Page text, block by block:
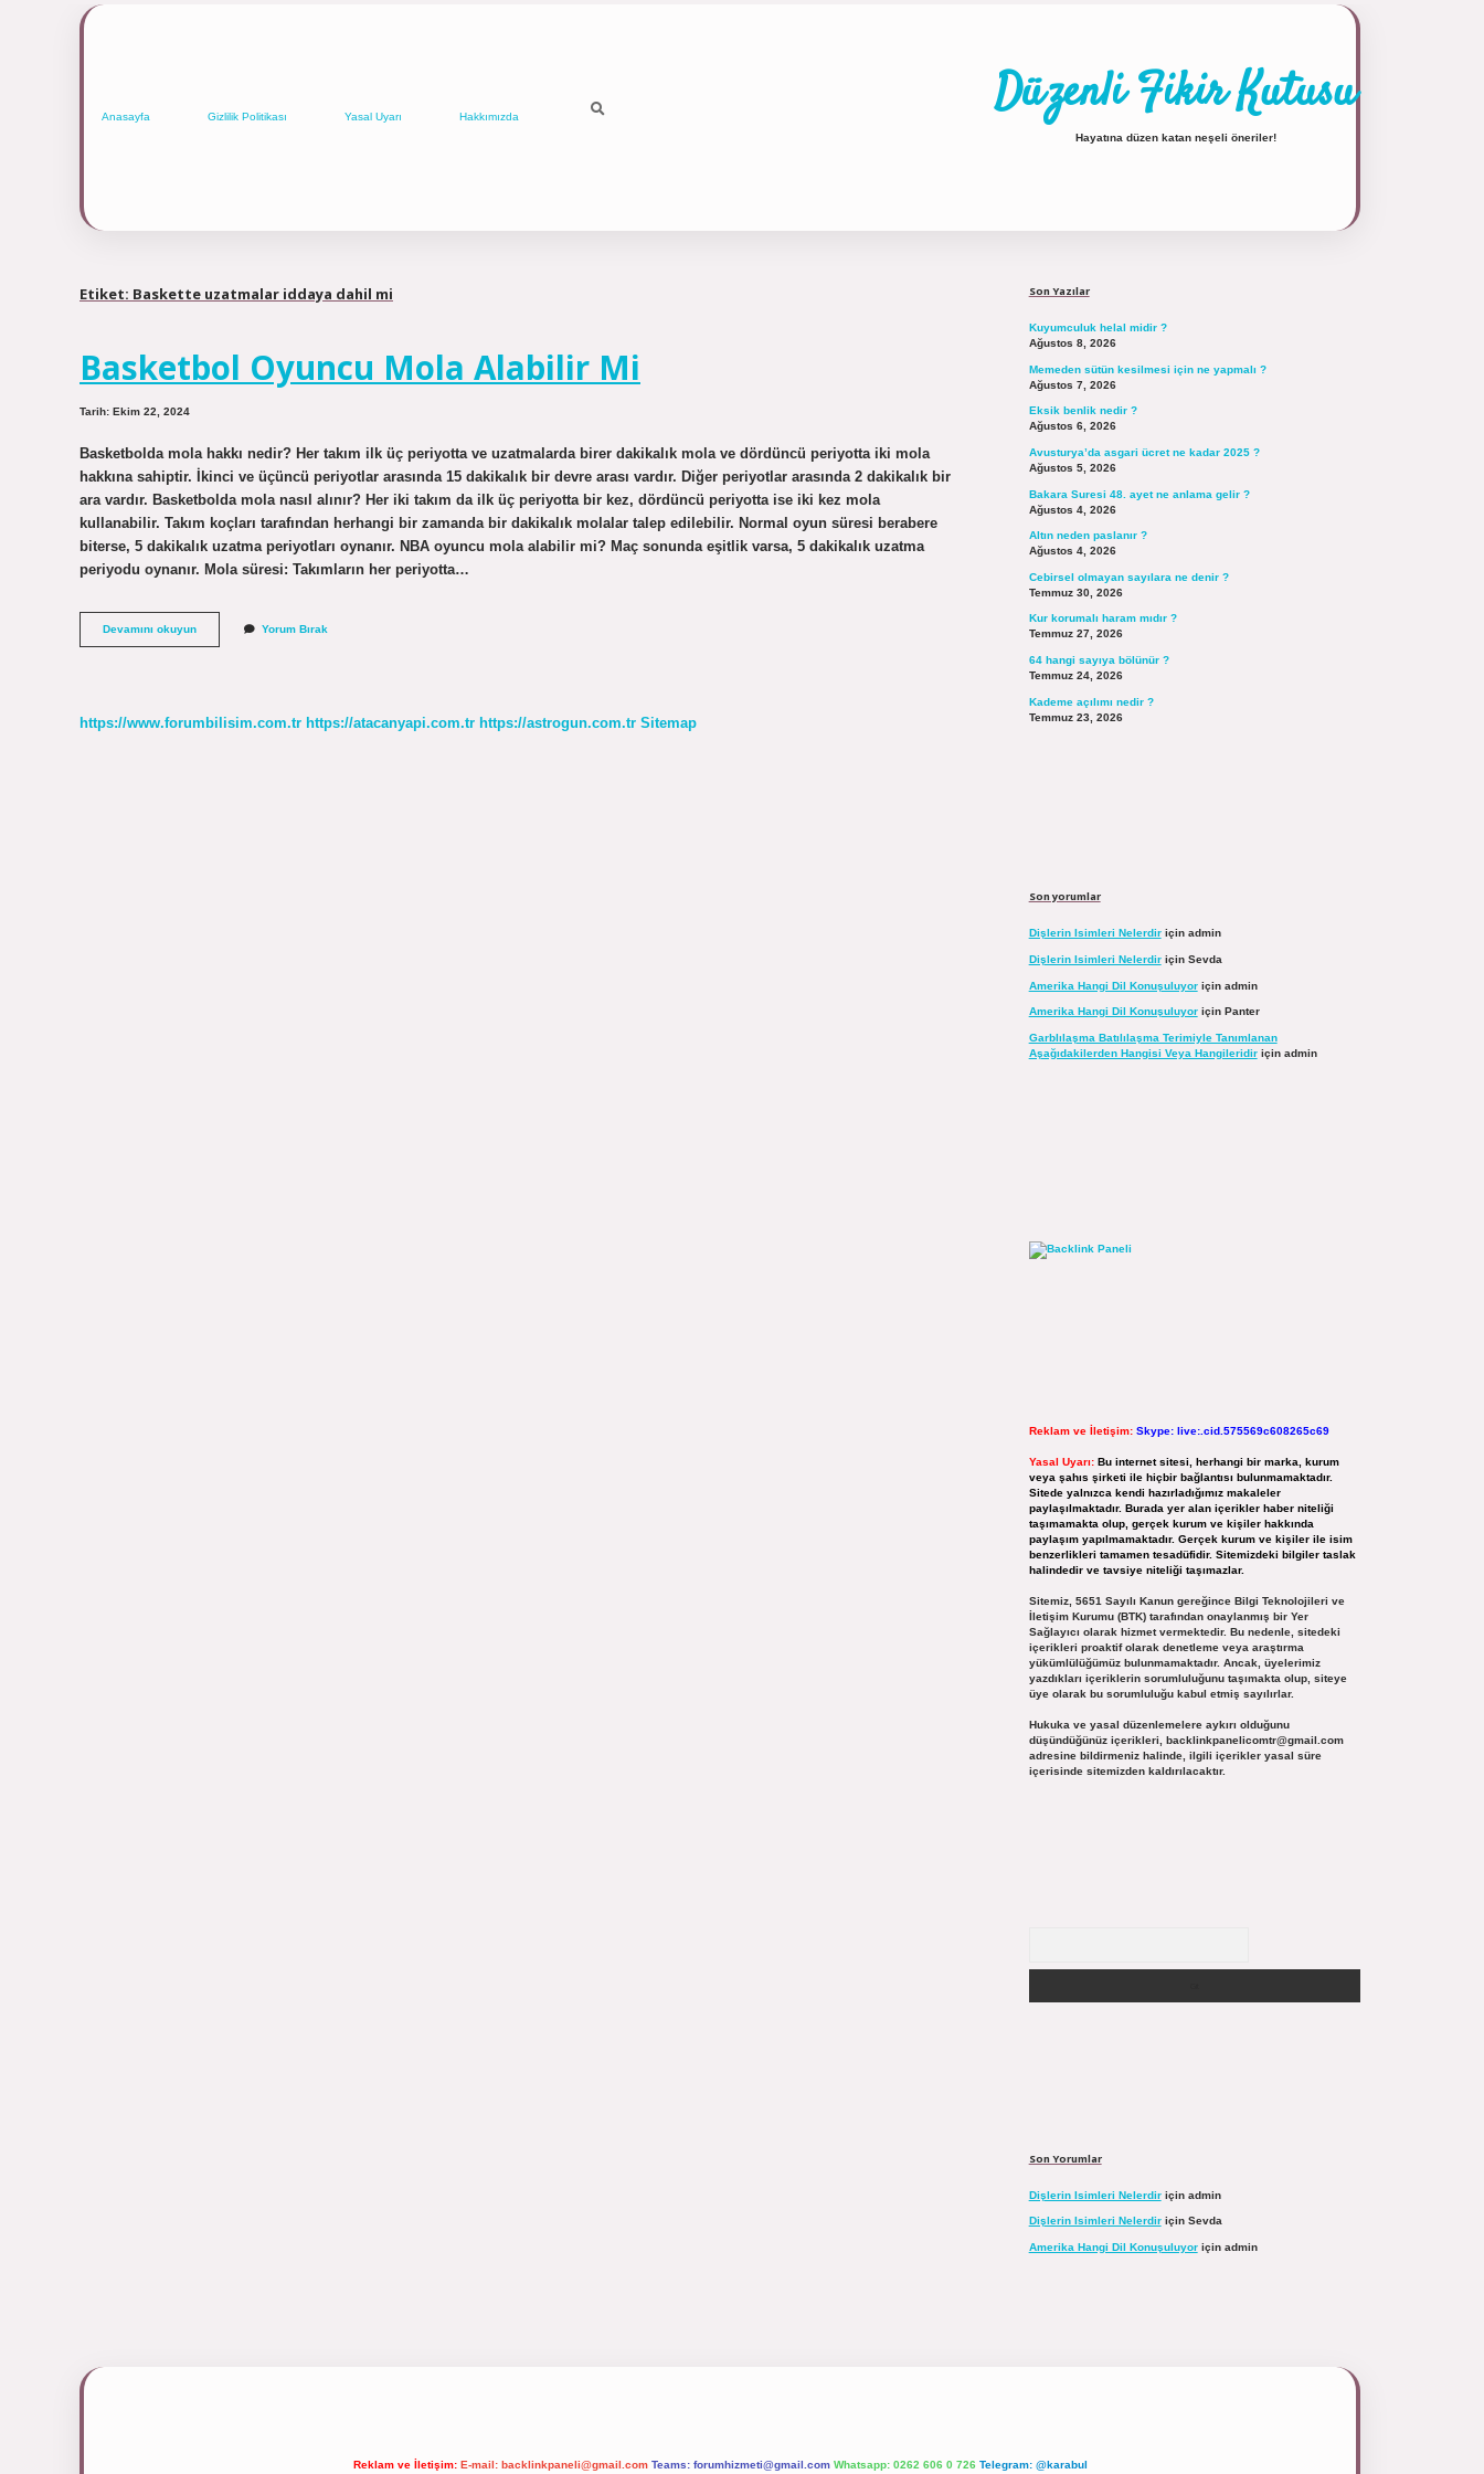
Anasayfa Gizlilik Politikası Yasal Uyarı Hakkımızda Düzenli Fikir Kutusu
Hayatına düzen katan neşeli öneriler!
Etiket: Baskette uzatmalar iddaya dahil mi
Basketbol Oyuncu Mola Alabilir Mi
Tarih: Ekim 22, 2024
Basketbolda mola hakkı nedir? Her takım ilk üç periyotta ve uzatmalarda birer dakikalık mola ve dördüncü periyotta iki mola
hakkına sahiptir. İkinci ve üçüncü periyotlar arasında 15 dakikalık bir devre arası vardır. Diğer periyotlar arasında 2 dakikalık bir
ara vardır. Basketbolda mola nasıl alınır? Her iki takım da ilk üç periyotta bir kez, dördüncü periyotta ise iki kez mola
kullanabilir. Takım koçları tarafından herhangi bir zamanda bir dakikalık molalar talep edilebilir. Normal oyun süresi berabere
biterse, 5 dakikalık uzatma periyotları oynanır. NBA oyuncu mola alabilir mi? Maç sonunda eşitlik varsa, 5 dakikalık uzatma
periyodu oynanır. Mola süresi: Takımların her periyotta…
Devamını okuyunBasketbol
Oyuncu
Yorum Bırak
https://www.forumbilisim.com.tr https://atacanyapi.com.tr https://astrogun.com.tr Sitemap
Son Yazılar
Kuyumculuk helal midir ?
Ağustos 8, 2026
Memeden sütün kesilmesi için ne yapmalı ?
Ağustos 7, 2026
Eksik benlik nedir ?
Ağustos 6, 2026
Avusturya’da asgari ücret ne kadar 2025 ?
Ağustos 5, 2026
Bakara Suresi 48. ayet ne anlama gelir ?
Ağustos 4, 2026
Altın neden paslanır ?
Ağustos 4, 2026
Cebirsel olmayan sayılara ne denir ?
Temmuz 30, 2026
Kur korumalı haram mıdır ?
Temmuz 27, 2026
64 hangi sayıya bölünür ?
Temmuz 24, 2026
Kademe açılımı nedir ?
Temmuz 23, 2026
Son yorumlar
Dişlerin Isimleri Nelerdiriçin admin
Dişlerin Isimleri Nelerdiriçin Sevda
Amerika Hangi Dil Konuşuluyoriçin admin
Amerika Hangi Dil Konuşuluyoriçin Panter
Garblılaşma Batılılaşma Terimiyle Tanımlanan
Aşağıdakilerden Hangisi Veya Hangileridiriçin admin
Reklam ve İletişim: Skype: live:.cid.575569c608265c69
Yasal Uyarı: Bu internet sitesi, herhangi bir marka, kurum
veya şahıs şirketi ile hiçbir bağlantısı bulunmamaktadır.
Sitede yalnızca kendi hazırladığımız makaleler
paylaşılmaktadır. Burada yer alan içerikler haber niteliği
taşımamakta olup, gerçek kurum ve kişiler hakkında
paylaşım yapılmamaktadır. Gerçek kurum ve kişiler ile isim
benzerlikleri tamamen tesadüfidir. Sitemizdeki bilgiler taslak
halindedir ve tavsiye niteliği taşımazlar.
Sitemiz, 5651 Sayılı Kanun gereğince Bilgi Teknolojileri ve
İletişim Kurumu (BTK) tarafından onaylanmış bir Yer
Sağlayıcı olarak hizmet vermektedir. Bu nedenle, sitedeki
içerikleri proaktif olarak denetleme veya araştırma
yükümlülüğümüz bulunmamaktadır. Ancak, üyelerimiz
yazdıkları içeriklerin sorumluluğunu taşımakta olup, siteye
üye olarak bu sorumluluğu kabul etmiş sayılırlar.
Hukuka ve yasal düzenlemelere aykırı olduğunu
düşündüğünüz içerikleri, backlinkpanelicomtr@gmail.com
adresine bildirmeniz halinde, ilgili içerikler yasal süre
içerisinde sitemizden kaldırılacaktır.
Son Yorumlar
Dişlerin Isimleri Nelerdiriçin admin
Dişlerin Isimleri Nelerdiriçin Sevda
Amerika Hangi Dil Konuşuluyoriçin admin
Reklam ve İletişim: E-mail: backlinkpaneli@gmail.com Teams: forumhizmeti@gmail.com Whatsapp: 0262 606 0 726 Telegram: @karabul